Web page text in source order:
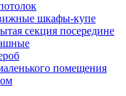
шкафы-купе
секция посередине
помещения